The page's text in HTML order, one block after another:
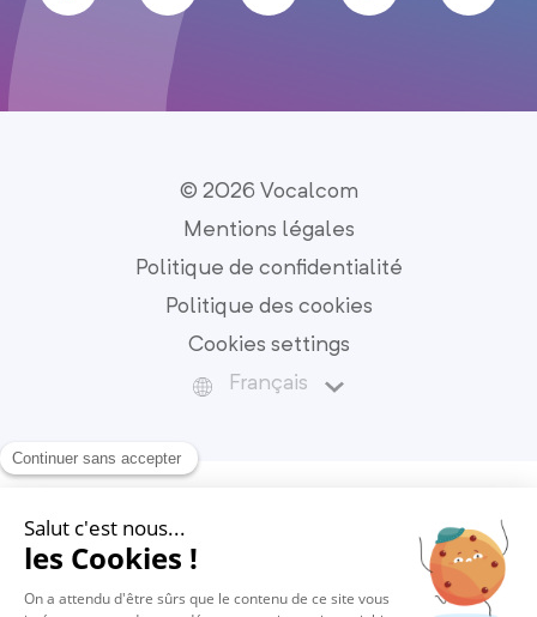
© 2026 Vocalcom
Mentions légales
Politique de confidentialité
Politique des cookies
Cookies settings
Français